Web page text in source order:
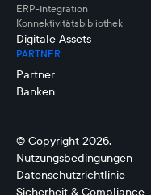
ERP-Integration
Konnektivitätsbibliothek
Digitale Assets
PARTNER
Partner
Banken
© Copyright 2026.
Nutzungsbedingungen
Datenschutzrichtlinie
Sicherheit & Compliance